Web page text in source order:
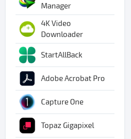
Manager
4K Video
Downloader
StartAllBack
Adobe Acrobat Pro
Capture One
Topaz Gigapixel